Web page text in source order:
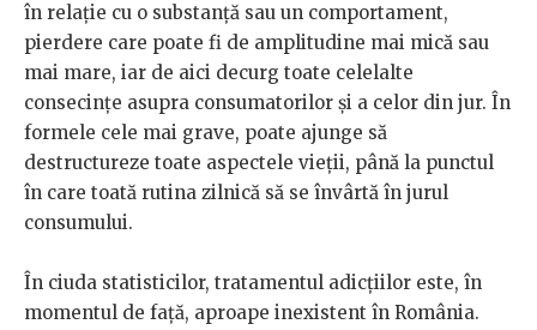
în relație cu o substanță sau un comportament,
pierdere care poate fi de amplitudine mai mică sau
mai mare, iar de aici decurg toate celelalte
consecințe asupra consumatorilor și a celor din jur. În
formele cele mai grave, poate ajunge să
destructureze toate aspectele vieții, până la punctul
în care toată rutina zilnică să se învârtă în jurul
consumului.
În ciuda statisticilor, tratamentul adicțiilor este, în
momentul de față, aproape inexistent în România.